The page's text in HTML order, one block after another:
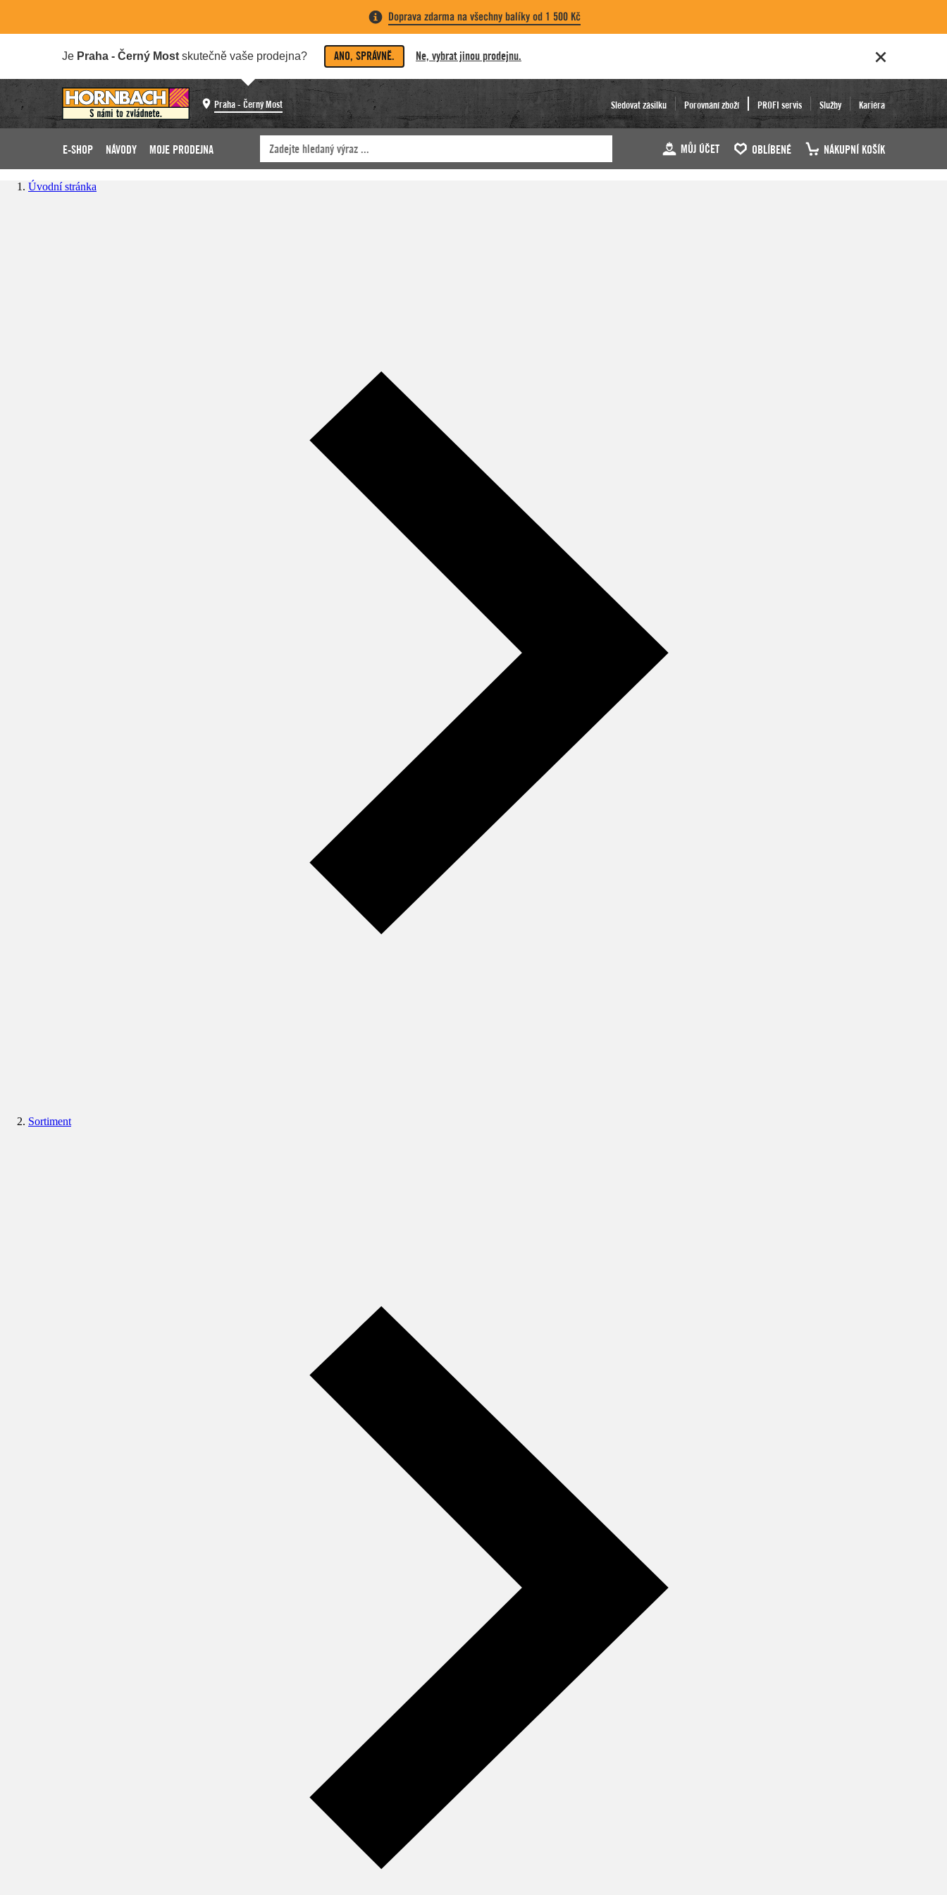
Doprava zdarma na všechny balíky od 1 500 Kč
Je Praha - Černý Most skutečně vaše prodejna? ANO, SPRÁVNĚ. Ne, vybrat jinou prodejnu.
Praha - Černý Most Sledovat zásilku Porovnání zboží PROFI servis Služby Kariéra
E-SHOP NÁVODY MOJE PRODEJNA MŮJ ÚČET OBLÍBENÉ NÁKUPNÍ KOŠÍK
Úvodní stránka
Sortiment